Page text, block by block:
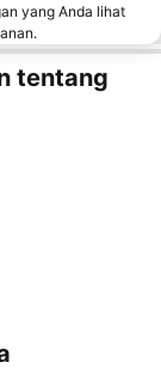
yang Anda lihat
tentang